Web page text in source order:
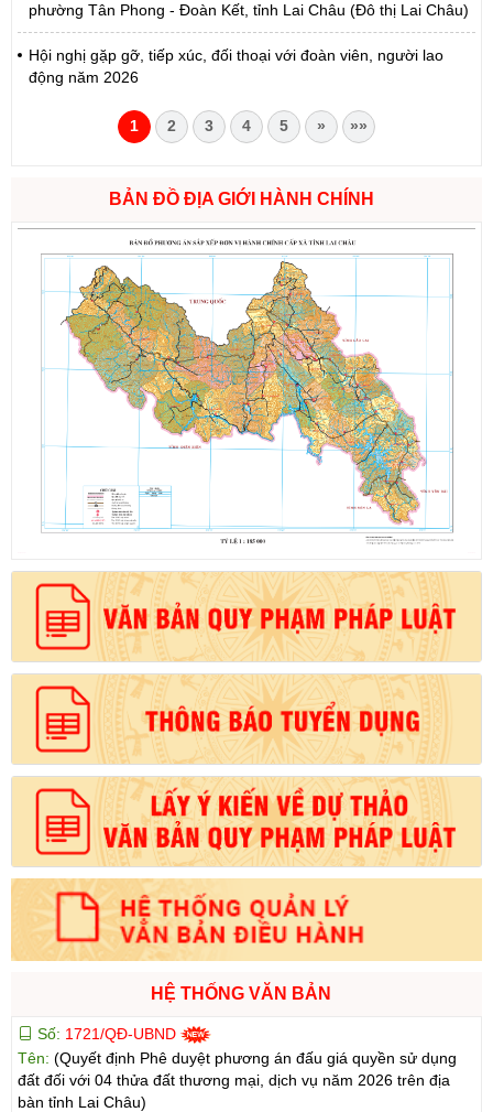
phường Tân Phong - Đoàn Kết, tỉnh Lai Châu (Đô thị Lai Châu)
Hội nghị gặp gỡ, tiếp xúc, đối thoại với đoàn viên, người lao
động năm 2026
1 2 3 4 5 » »»
BẢN ĐỒ ĐỊA GIỚI HÀNH CHÍNH
HỆ THỐNG VĂN BẢN
Số: 1721/QĐ-UBND
Tên: (Quyết định Phê duyệt phương án đấu giá quyền sử dụng
đất đối với 04 thửa đất thương mại, dịch vụ năm 2026 trên địa
bàn tỉnh Lai Châu)